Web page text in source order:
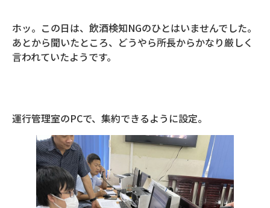
ホッ。この日は、飲酒検知NGのひとはいませんでした。
あとから聞いたところ、どうやら所長からかなり厳しく
言われていたようです。
運行管理室のPCで、集約できるように設定。